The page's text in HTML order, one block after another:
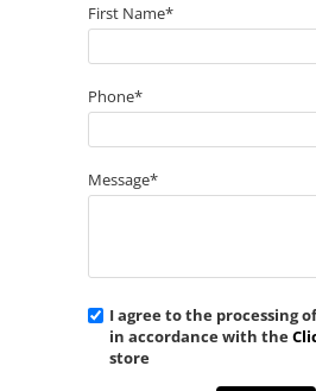
First Name*
Phone*
Message*
I agree to the processing
in accordance with the
store